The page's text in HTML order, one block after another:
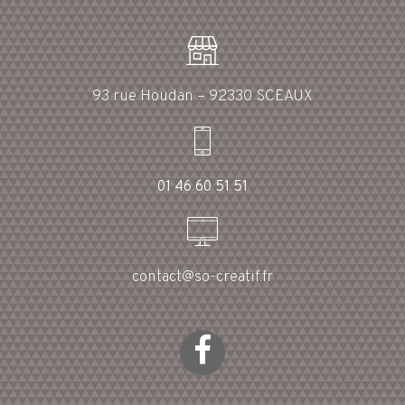
93 rue Houdan – 92330 SCEAUX
01 46 60 51 51
contact@so-creatif.fr